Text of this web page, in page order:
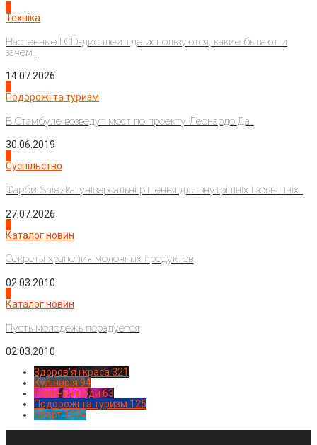
Техніка
Настенные LCD-дисплеи: где используются, какие бывают и
зачем...
14.07.2026
Подорожі та туризм
В Стамбуле возведут мост по проекту Леонардо Да...
30.06.2019
Суспільство
Фарби Sniezka: універсальні рішення для внутрішніх і зовнішніх...
27.07.2026
Каталог новин
Секреты хранения молочных продуктов
02.03.2010
Каталог новин
Пусть молодежь порадуется
02.03.2010
Здоров'я і краса 321
Кулінарія 94
Новинки моди 63
Подорожі та туризм 125
Спорт1224